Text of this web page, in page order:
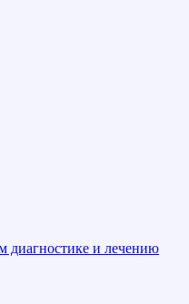
диагностике и лечению